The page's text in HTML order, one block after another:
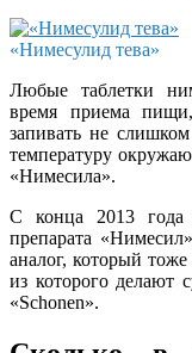
«Нимесулид тева»
Любые таблетки
время приема
запивать не
температуру
«Нимесила».
С конца 2013 года
препарата
аналог, который
из которого делают
«Schonen».